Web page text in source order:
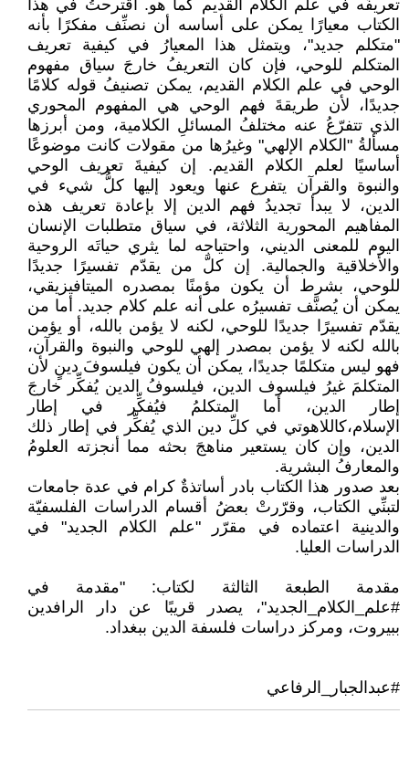
تعريفَه في علم الكلام القديم كما هو. اقترحتُ في هذا
الكتاب معيارًا يمكن على أساسه أن نصنِّف مفكرًا بأنه
"متكلم جديد"، ويتمثل هذا المعيارُ في كيفية تعريف
المتكلم للوحي، فإن كان التعريفُ خارجَ سياق مفهوم
الوحي في علم الكلام القديم، يمكن تصنيفُ قوله كلامًا
جديدًا، لأن طريقةَ فهم الوحي هي المفهوم المحوري
الذي تتفرّعُ عنه مختلفُ المسائلِ الكلامية، ومن أبرزها
مسألةُ "الكلام الإلهي" وغيرُها من مقولات كانت موضوعًا
أساسيًا لعلم الكلام القديم. إن كيفيةَ تعريف الوحي
والنبوة والقرآن يتفرع عنها ويعود إليها كلُّ شيء في
الدين، لا يبدأ تجديدُ فهم الدين إلا بإعادة تعريف هذه
المفاهيم المحورية الثلاثة، في سياق متطلبات الإنسان
اليوم للمعنى الديني، واحتياجه لما يثري حياتَه الروحية
والأخلاقية والجمالية. إن كلَّ من يقدّم تفسيرًا جديدًا
للوحي، بشرط أن يكون مؤمنًا بمصدره الميتافيزيقي،
يمكن أن يُصنَّف تفسيرُه على أنه علم كلام جديد. أما من
يقدّم تفسيرًا جديدًا للوحي، لكنه لا يؤمن بالله، أو يؤمن
بالله لكنه لا يؤمن بمصدر إلهي للوحي والنبوة والقرآن،
فهو ليس متكلمًا جديدًا، يمكن أن يكون فيلسوفَ دينٍ لأن
المتكلمَ غيرُ فيلسوف الدين، فيلسوفُ الدين يُفكِّر خارجَ
إطار الدين، أما المتكلمُ فيُفكِّر في إطار
الإسلام،كاللاهوتي في كلِّ دين الذي يُفكِّر في إطار ذلك
الدين، وإن كان يستعير مناهجَ بحثه مما أنجزته العلومُ
والمعارفُ البشرية.
بعد صدور هذا الكتاب بادر أساتذةٌ كرام في عدة جامعات
لتبنِّي الكتاب، وقرّرتْ بعضُ أقسام الدراسات الفلسفيّة
والدينية اعتماده في مقرّر "علم الكلام الجديد" في
الدراسات العليا.
مقدمة الطبعة الثالثة لكتاب: "مقدمة في
#علم_الكلام_الجديد"، يصدر قريبًا عن دار الرافدين
ببيروت، ومركز دراسات فلسفة الدين ببغداد.
#عبدالجبار_الرفاعي